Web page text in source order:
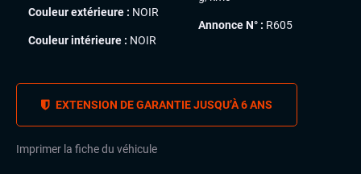
Couleur extérieure : NOIR
Couleur intérieure : NOIR
Annonce N° : R605
EXTENSION DE GARANTIE JUSQU’À 6 ANS
Imprimer la fiche du véhicule